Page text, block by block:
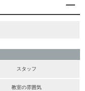
スタッフ
教室の雰囲気